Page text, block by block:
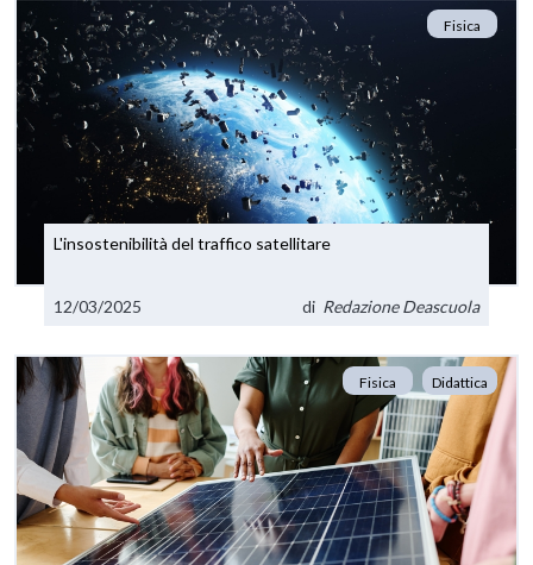
Fisica
L'insostenibilità del traffico satellitare
12/03/2025 di Redazione Deascuola
Fisica Didattica